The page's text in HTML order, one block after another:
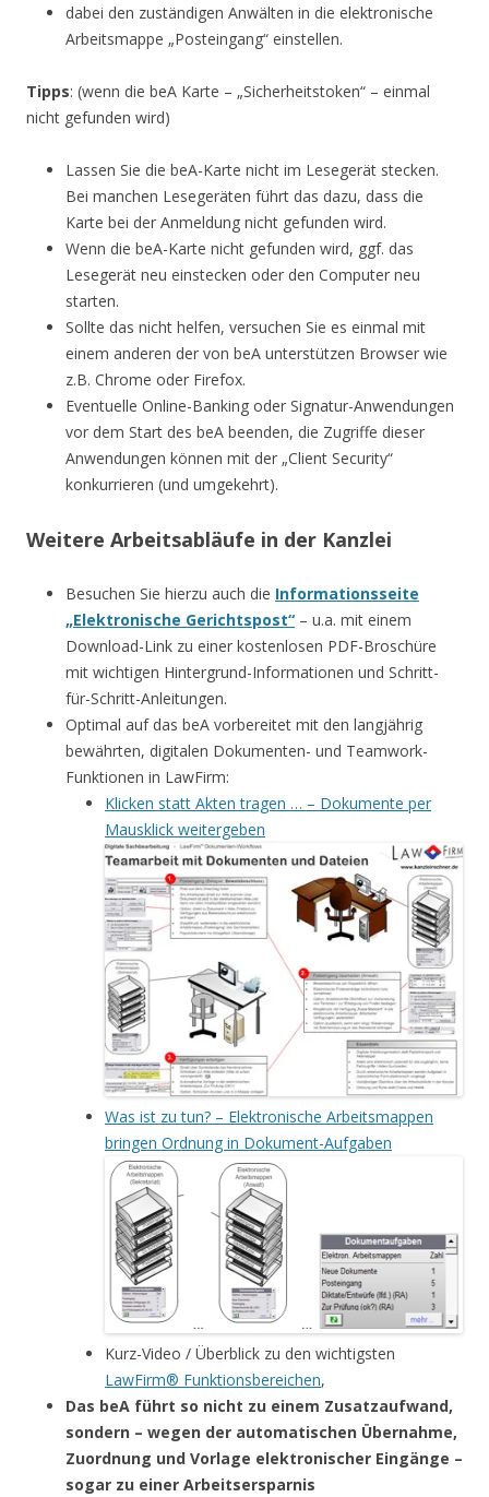
dabei den zuständigen Anwälten in die elektronische
Arbeitsmappe „Posteingang“ einstellen.
Tipps: (wenn die beA Karte – „Sicherheitstoken“ – einmal
nicht gefunden wird)
Lassen Sie die beA-Karte nicht im Lesegerät stecken.
Bei manchen Lesegeräten führt das dazu, dass die
Karte bei der Anmeldung nicht gefunden wird.
Wenn die beA-Karte nicht gefunden wird, ggf. das
Lesegerät neu einstecken oder den Computer neu
starten.
Sollte das nicht helfen, versuchen Sie es einmal mit
einem anderen der von beA unterstützen Browser wie
z.B. Chrome oder Firefox.
Eventuelle Online-Banking oder Signatur-Anwendungen
vor dem Start des beA beenden, die Zugriffe dieser
Anwendungen können mit der „Client Security“
konkurrieren (und umgekehrt).
Weitere Arbeitsabläufe in der Kanzlei
Besuchen Sie hierzu auch die Informationsseite
„Elektronische Gerichtspost“ – u.a. mit einem
Download-Link zu einer kostenlosen PDF-Broschüre
mit wichtigen Hintergrund-Informationen und Schritt-
für-Schritt-Anleitungen.
Optimal auf das beA vorbereitet mit den langjährig
bewährten, digitalen Dokumenten- und Teamwork-
Funktionen in LawFirm:
Klicken statt Akten tragen … – Dokumente per
Mausklick weitergeben
Was ist zu tun? – Elektronische Arbeitsmappen
bringen Ordnung in Dokument-Aufgaben
Kurz-Video / Überblick zu den wichtigsten
LawFirm® Funktionsbereichen,
Das beA führt so nicht zu einem Zusatzaufwand,
sondern – wegen der automatischen Übernahme,
Zuordnung und Vorlage elektronischer Eingänge –
sogar zu einer Arbeitsersparnis